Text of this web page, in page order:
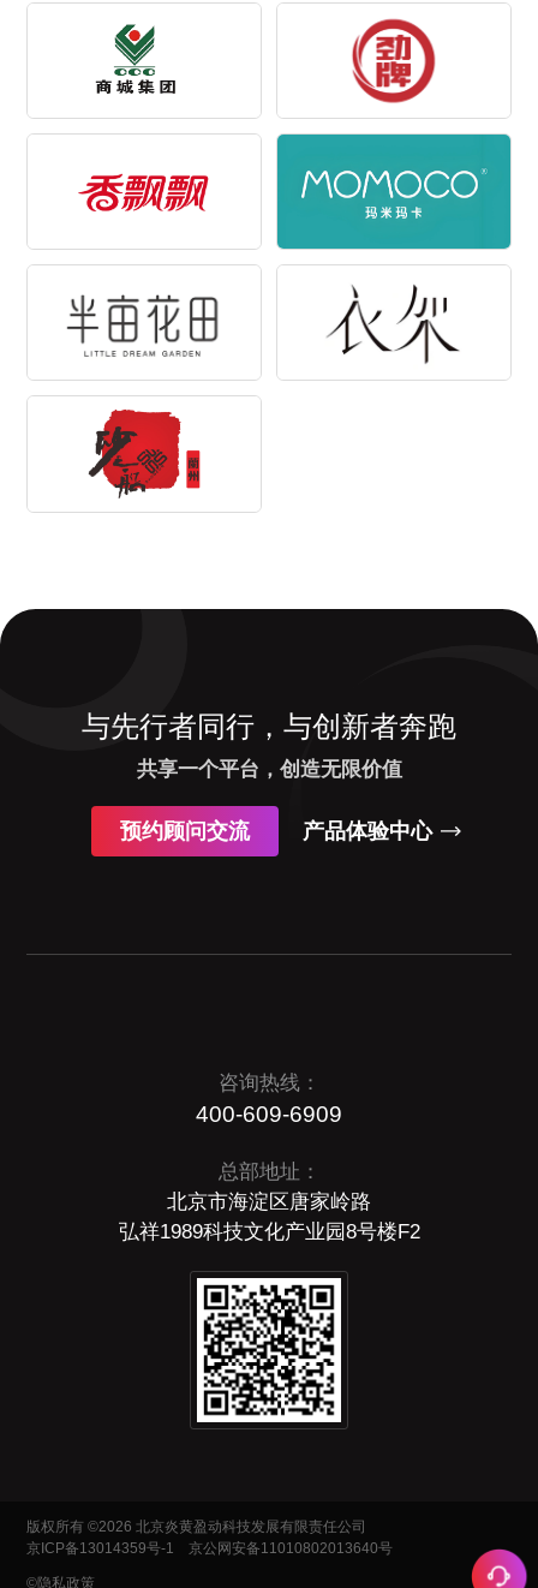
与先行者同行，与创新者奔跑
共享一个平台，创造无限价值
预约顾问交流 产品体验中心
咨询热线：
400-609-6909
总部地址：
北京市海淀区唐家岭路
弘祥1989科技文化产业园8号楼F2
版权所有 ©2026 北京炎黄盈动科技发展有限责任公司
京ICP备13014359号-1
京公网安备11010802013640号
©隐私政策